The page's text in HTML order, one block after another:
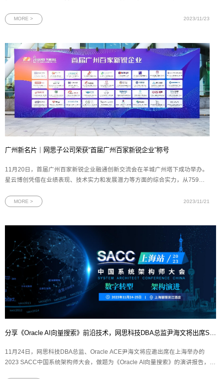
集团有限公司承办。网思科技受邀出席会议，与工信部、湖北省政府、中国移
MORE > 2023/11/23
广州新名片｜网思子公司荣获“首届广州百家新锐企业”称号
11月20日，首届广州百家新锐企业融通创新交流会在羊城广州塔下成功举办。
星云博创凭借在业绩表现、技术实力和发展潜力等方面的综合实力，从759家
旗下聚焦信息安全赛道的成员企业，星云博创获此殊荣，充分体现了广州政府
MORE > 2023/11/21
11月24日，网思科技DBA总监、Oracle ACE尹海文将应邀出席在上海举办的
2023 SACC中国系统架构师大会，做题为《Oracle AI向量搜索》的演讲报告，并